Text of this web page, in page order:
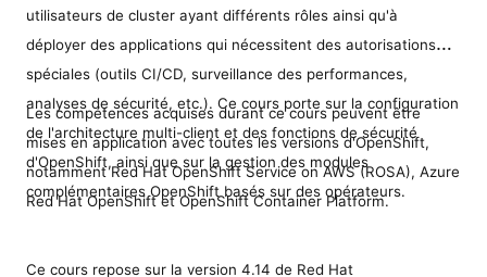
utilisateurs de cluster ayant différents rôles ainsi qu'à
déployer des applications qui nécessitent des autorisations
spéciales (outils CI/CD, surveillance des performances,
analyses de sécurité, etc.). Ce cours porte sur la configuration
de l'architecture multi-client et des fonctions de sécurité
d'OpenShift, ainsi que sur la gestion des modules
complémentaires OpenShift basés sur des opérateurs.
Les compétences acquises durant ce cours peuvent être
mises en application avec toutes les versions d'OpenShift,
notamment Red Hat OpenShift Service on AWS (ROSA), Azure
Red Hat OpenShift et OpenShift Container Platform.
Ce cours repose sur la version 4.14 de Red Hat